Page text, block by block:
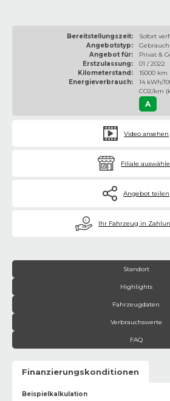
Bereitstellungszeit:
Sofort
Angebotstyp:
Angebot für:
Privat &
Erstzulassung:
01 / 2022
Kilometerstand:
15000 km
Energieverbrauch:
14 kWh/
CO2/km
A
Video ansehen
Filiale
Angebot teilen
€ Ihr Fahrzeug in
Standort
Highlights
Fahrzeugdaten
Verbrauchswerte
FAQ
Finanzierungskonditionen
Beispielkalkulation